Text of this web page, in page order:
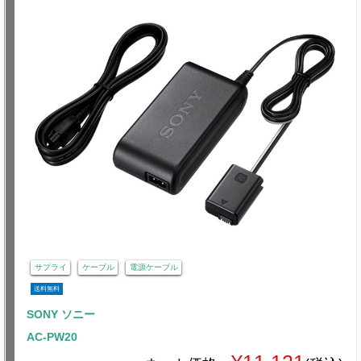
サプライ ケーブル 電源ケーブル
送料無料
SONY ソニー
AC-PW20